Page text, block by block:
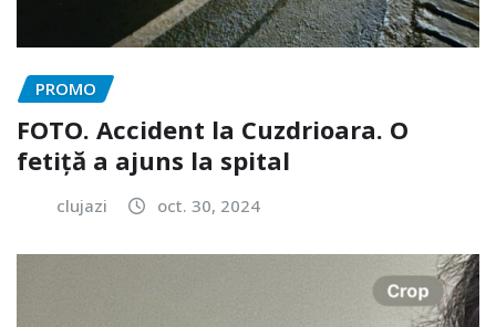
PROMO
FOTO. Accident la Cuzdrioara. O
fetiță a ajuns la spital
clujazi oct. 30, 2024